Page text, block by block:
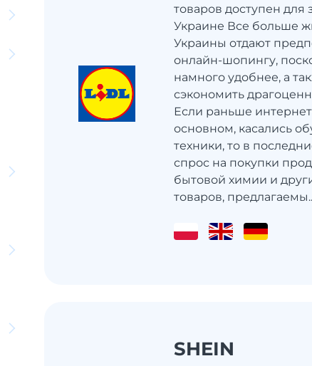
товаров доступен для
Украине Все больше
Украины отдают
онлайн-шопингу,
намного удобнее, а
сэкономить
Если раньше
основном, касались
техники, то в
спрос на покупки
бытовой химии и
товаров,
SHEIN